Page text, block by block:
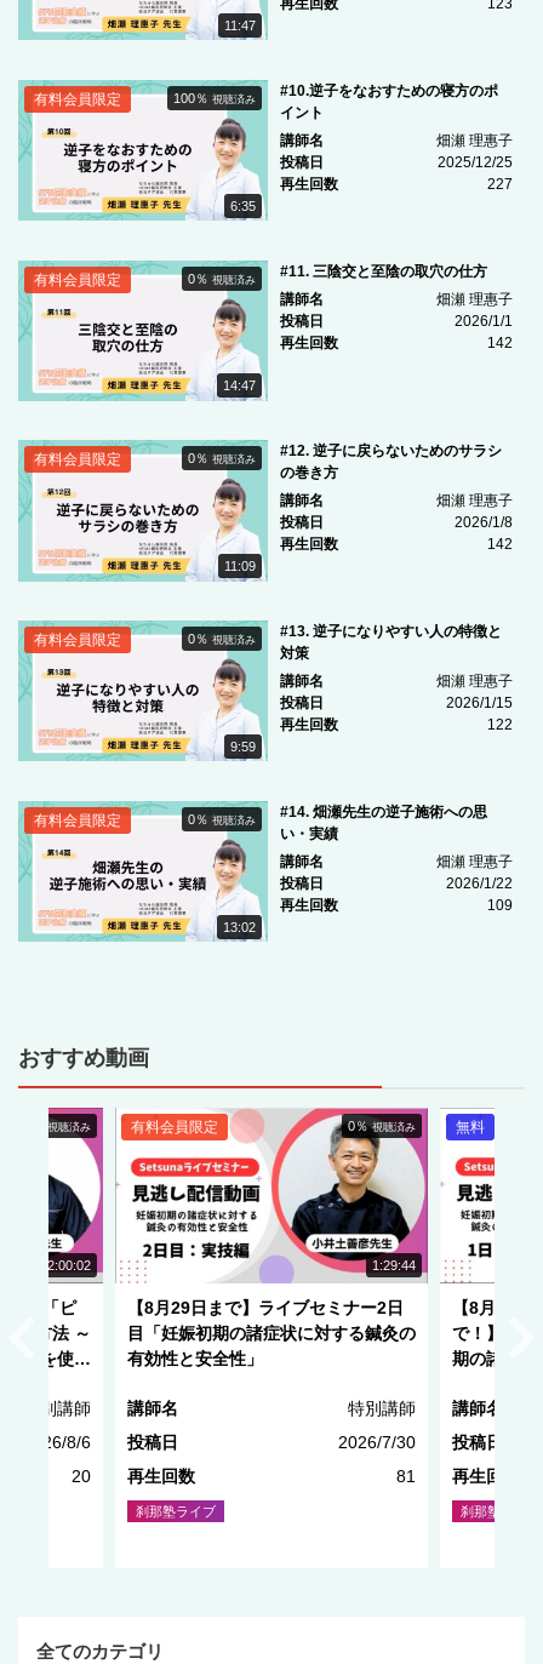
11:47
再生回数 123
6:35
100％視聴済み
有料会員限定
#10.逆子をなおすための寝方のポ
イント
講師名
畑瀬 理惠子
投稿日
2025/12/25
再生回数
227
14:47
0％視聴済み
有料会員限定
#11. 三陰交と至陰の取穴の仕方
講師名
畑瀬 理惠子
投稿日
2026/1/1
再生回数
142
11:09
0％視聴済み
有料会員限定
#12. 逆子に戻らないためのサラシ
の巻き方
講師名
畑瀬 理惠子
投稿日
2026/1/8
再生回数
142
9:59
0％視聴済み
有料会員限定
#13. 逆子になりやすい人の特徴と
対策
講師名
畑瀬 理惠子
投稿日
2026/1/15
再生回数
122
13:02
0％視聴済み
有料会員限定
#14. 畑瀬先生の逆子施術への思
い・実績
講師名
畑瀬 理惠子
投稿日
2026/1/22
再生回数
109
おすすめ動画
2:00:02
視聴済み
ナー「ピ
す方法 ～
ードを使い
特別講師
2026/8/6
20
1:29:44
0％視聴済み
有料会員限定
NEW
【8月29日まで】ライブセミナー2日
目「妊娠初期の諸症状に対する鍼灸の
有効性と安全性」
講師名
特別講師
投稿日
2026/7/30
再生回数
81
刹那塾ライブ
無料
NEW
【8月29
で！】ライ
期の諸症状
講師名
投稿日
再生回数
刹那塾ライブ
全てのカテゴリ